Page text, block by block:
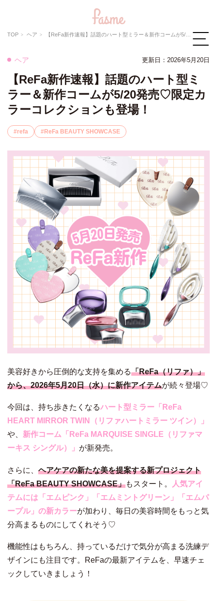
TOP ヘア 【ReFa新作速報】話題のハート型ミラー＆新作コームが5/20発売♡限定カラーコレクションも登場！
ヘア 更新日： 2026年5月20日
【ReFa新作速報】話題のハート型ミ
ラー＆新作コームが5/20発売♡限定カ
ラーコレクションも登場！
refa ReFa BEAUTY SHOWCASE
美容好きから圧倒的な支持を集める「ReFa（リファ）」
から、2026年5月20日（水）に新作アイテムが続々登場♡
今回は、持ち歩きたくなるハート型ミラー「ReFa
HEART MIRROR TWIN（リファハートミラー ツイン）」
や、 新作コーム「ReFa MARQUISE SINGLE（リファマ
ーキス シングル）」 が新発売。
さらに、 ヘアケアの新たな美を提案する新プロジェクト
「ReFa BEAUTY SHOWCASE」もスタート。
人気アイ
テムには「エムピンク」「エムミントグリーン」「エムパ
ープル」の新カラーが加わり、毎日の美容時間をもっと気
分高まるものにしてくれそう♡
機能性はもちろん、持っているだけで気分が高まる洗練デ
ザインにも注目です。ReFaの最新アイテムを、早速チェ
ックしていきましょう！